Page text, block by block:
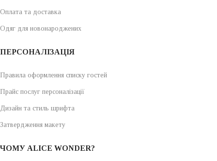
Оплата та доставка
Одяг для новонароджених
ПЕРСОНАЛІЗАЦІЯ
Правила оформлення списку гостей
Прайс послуг персоналізації
Дизайн та стиль шрифта
Затвердження макету
ЧОМУ ALICE WONDER?